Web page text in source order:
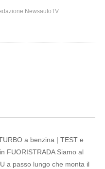
NewsautoTV
a benzina | TEST e
FUORISTRADA Siamo al
a passo lungo che monta il